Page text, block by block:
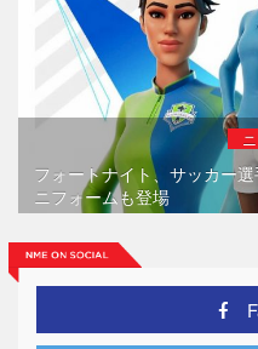
フォートナイト、サッカー
ニフォームも登場